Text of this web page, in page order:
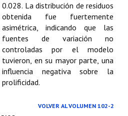
0.028. La distribución de residuos
obtenida fue fuertemente
asimétrica, indicando que las
fuentes de variación no
controladas por el modelo
tuvieron, en su mayor parte, una
influencia negativa sobre la
prolificidad.
VOLVER AL VOLUMEN 102-2